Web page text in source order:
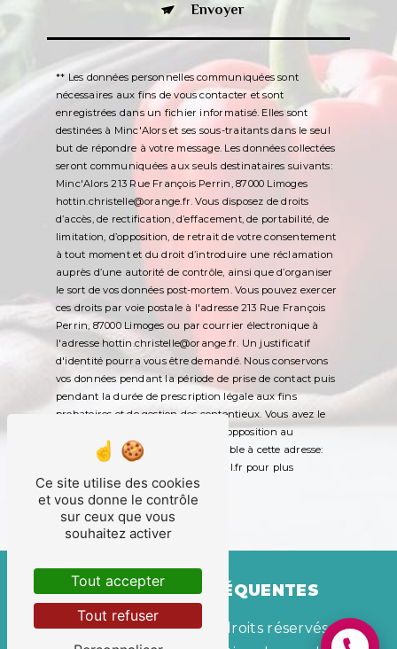
Envoyer
** Les données personnelles communiquées sont
nécessaires aux fins de vous contacter et sont
enregistrées dans un fichier informatisé. Elles sont
destinées à Minc'Alors et ses sous-traitants dans le seul
but de répondre à votre message. Les données collectées
seront communiquées aux seuls destinataires suivants:
Minc'Alors 213 Rue François Perrin, 87000 Limoges
hottin.christelle@orange.fr. Vous disposez de droits
d’accès, de rectification, d’effacement, de portabilité, de
limitation, d’opposition, de retrait de votre consentement
à tout moment et du droit d’introduire une réclamation
auprès d’une autorité de contrôle, ainsi que d’organiser
le sort de vos données post-mortem. Vous pouvez exercer
ces droits par voie postale à l'adresse 213 Rue François
Perrin, 87000 Limoges ou par courrier électronique à
l'adresse hottin.christelle@orange.fr. Un justificatif
d'identité pourra vous être demandé. Nous conservons
vos données pendant la période de prise de contact puis
pendant la durée de prescription légale aux fins
probatoires et de gestion des contentieux. Vous avez le
droit de vous inscrire sur la liste d'opposition au
démarchage téléphonique, disponible à cette adresse:
. Consultez le site cnil.fr pour plus
d’informations sur vos droits.
RECHERCHES FRÉQUENTES
©Vistalid- 2026 - Tous droits réservés -
Ce site utilise des cookies
et vous donne le contrôle
sur ceux que vous
souhaitez activer
Tout accepter
Tout refuser